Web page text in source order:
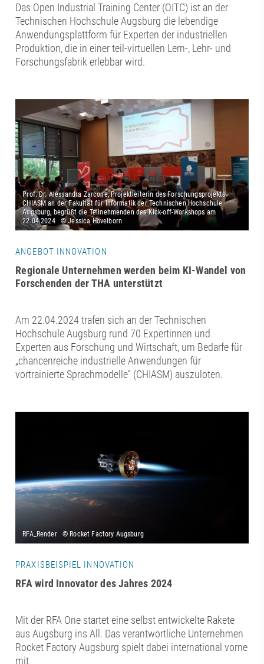
Das Open Industrial Training Center (OITC) ist an der
Technischen Hochschule Augsburg die lebendige
Anwendungsplattform für Experten der industriellen
Produktion, die in einer teil-virtuellen Lern-, Lehr- und
Forschungsfabrik erlebbar wird.
ANGEBOT INNOVATION
Regionale Unternehmen werden beim KI-Wandel von
Forschenden der THA unterstützt
Am 22.04.2024 trafen sich an der Technischen
Hochschule Augsburg rund 70 Expertinnen und
Experten aus Forschung und Wirtschaft, um Bedarfe für
„chancenreiche industrielle Anwendungen für
vortrainierte Sprachmodelle“ (CHIASM) auszuloten.
PRAXISBEISPIEL INNOVATION
RFA wird Innovator des Jahres 2024
Mit der RFA One startet eine selbst entwickelte Rakete
aus Augsburg ins All. Das verantwortliche Unternehmen
Rocket Factory Augsburg spielt dabei international vorne
mit.